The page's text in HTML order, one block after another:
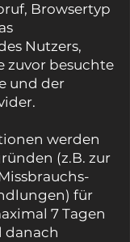
Browsertyp
Nutzers,
zuvor besuchte
und der
werden
(z.B. zur
für
7 Tagen
danach